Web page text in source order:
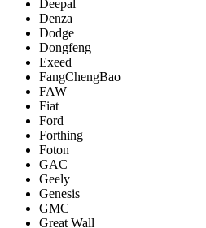
Deepal
Denza
Dodge
Dongfeng
Exeed
FangChengBao
FAW
Fiat
Ford
Forthing
Foton
GAC
Geely
Genesis
GMC
Great Wall